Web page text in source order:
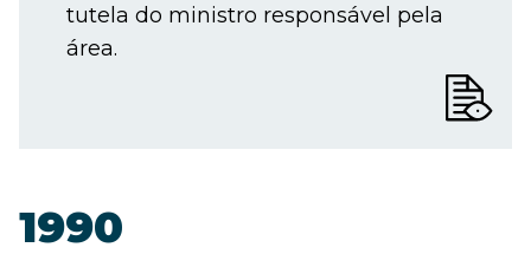
tutela do ministro responsável pela
área.
1990